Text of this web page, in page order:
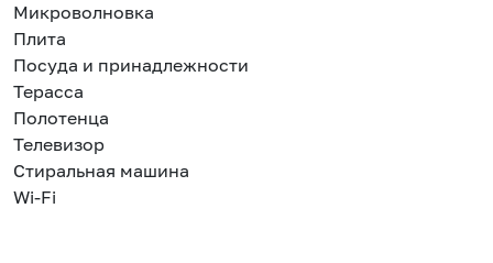
Микроволновка
Плита
Посуда и принадлежности
Терасса
Полотенца
Телевизор
Стиральная машина
Wi-Fi